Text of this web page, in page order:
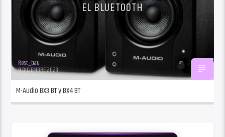
EL BLUETOOTH
Rest_bau
9 DICIEMBRE 2023
M-Audio BX3 BT y BX4 BT